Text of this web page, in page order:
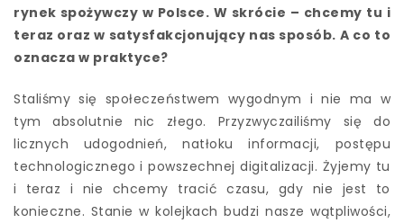
rynek spożywczy w Polsce. W skrócie – chcemy tu i
teraz oraz w satysfakcjonujący nas sposób. A co to
oznacza w praktyce?
Staliśmy się społeczeństwem wygodnym i nie ma w
tym absolutnie nic złego. Przyzwyczailiśmy się do
licznych udogodnień, natłoku informacji, postępu
technologicznego i powszechnej digitalizacji. Żyjemy tu
i teraz i nie chcemy tracić czasu, gdy nie jest to
konieczne. Stanie w kolejkach budzi nasze wątpliwości,